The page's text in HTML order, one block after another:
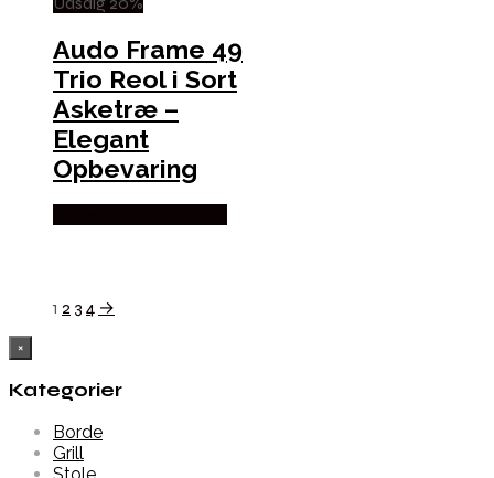
Audo Frame 49
Trio Reol i Sort
Asketræ –
Elegant
Opbevaring
1 2 3 4 →
×
Kategorier
Borde
Grill
Stole